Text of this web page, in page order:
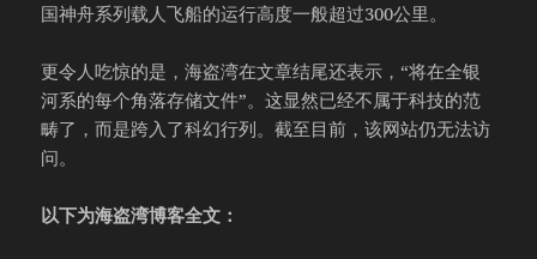
国神舟系列载人飞船的运行高度一般超过300公里。
更令人吃惊的是，海盗湾在文章结尾还表示，“将在全银
河系的每个角落存储文件”。这显然已经不属于科技的范
畴了，而是跨入了科幻行列。截至目前，该网站仍无法访
问。
以下为海盗湾博客全文：